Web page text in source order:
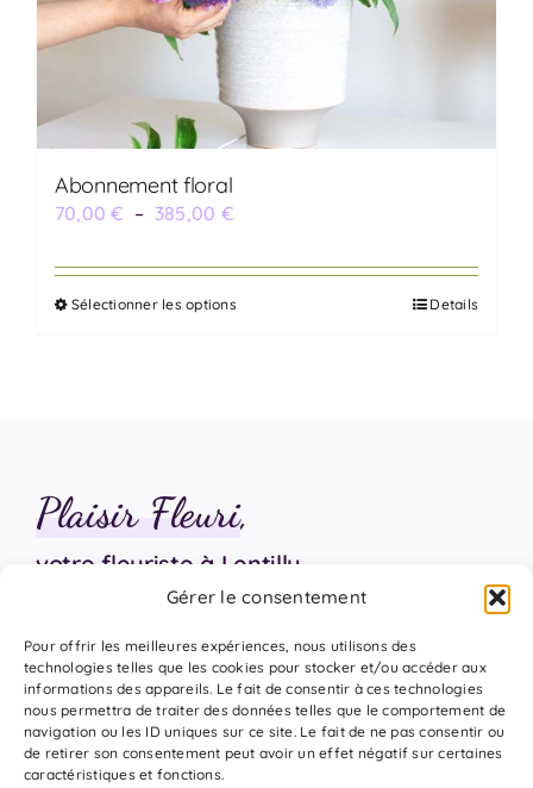
Gérer le consentement
Pour offrir les meilleures expériences, nous utilisons des
technologies telles que les cookies pour stocker et/ou accéder aux
informations des appareils. Le fait de consentir à ces technologies
nous permettra de traiter des données telles que le comportement de
navigation ou les ID uniques sur ce site. Le fait de ne pas consentir ou
de retirer son consentement peut avoir un effet négatif sur certaines
caractéristiques et fonctions.
Abonnement floral
70,00€ – 385,00 €Plage
prix :
70,00 €
Sélectionner les optionsCe
options
peuvent
être
choisies
la
page
du
produit
Details
Plaisir Fleuri,
votre fleuriste à Lentilly
06 18 17 18 94